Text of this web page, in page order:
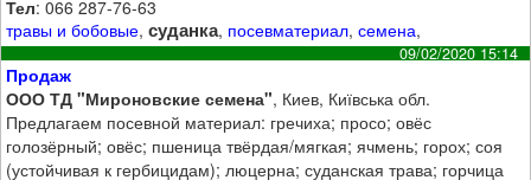
Тел: 066 287-76-63
травы и бобовые,суданка, посевматериал,семена,
09/02/2020 15:14
Продаж
ООО ТД "Мироновские семена", Киев, Київська обл.
Предлагаем посевной материал: гречиха; просо; овёс
голозёрный; овёс; пшеница твёрдая/мягкая; ячмень; горох; соя
(устойчивая к гербицидам); люцерна; суданская трава; горчица